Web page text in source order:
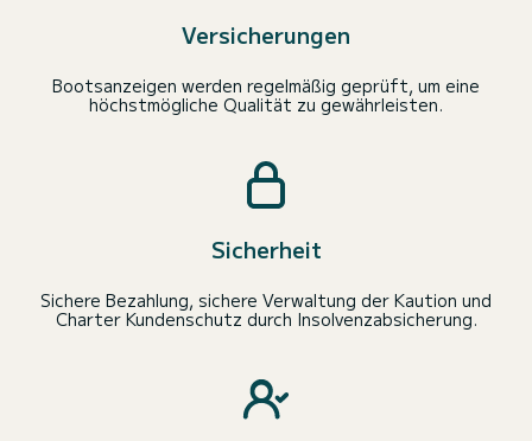
Versicherungen
Bootsanzeigen werden regelmäßig geprüft, um eine
höchstmögliche Qualität zu gewährleisten.
Sicherheit
Sichere Bezahlung, sichere Verwaltung der Kaution und
Charter Kundenschutz durch Insolvenzabsicherung.